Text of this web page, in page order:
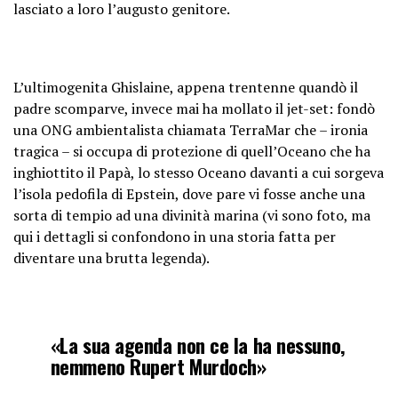
lasciato a loro l’augusto genitore.
L’ultimogenita Ghislaine, appena trentenne quandò il
padre scomparve, invece mai ha mollato il jet-set: fondò
una ONG ambientalista chiamata TerraMar che – ironia
tragica – si occupa di protezione di quell’Oceano che ha
inghiottito il Papà, lo stesso Oceano davanti a cui sorgeva
l’isola pedofila di Epstein, dove pare vi fosse anche una
sorta di tempio ad una divinità marina (vi sono foto, ma
qui i dettagli si confondono in una storia fatta per
diventare una brutta legenda).
«La sua agenda non ce la ha nessuno,
nemmeno Rupert Murdoch»